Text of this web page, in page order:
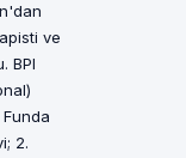
ve
BPI
2.